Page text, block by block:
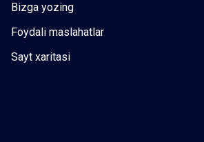
Bizga yozing
Foydali maslahatlar
Sayt xaritasi